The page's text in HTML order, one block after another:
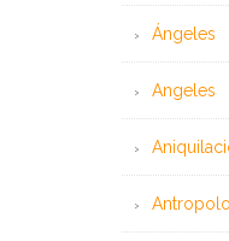
Ángeles
Angeles